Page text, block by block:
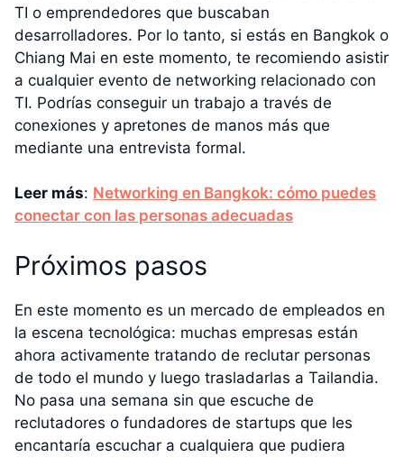
TI o emprendedores que buscaban
desarrolladores. Por lo tanto, si estás en Bangkok o
Chiang Mai en este momento, te recomiendo asistir
a cualquier evento de networking relacionado con
TI. Podrías conseguir un trabajo a través de
conexiones y apretones de manos más que
mediante una entrevista formal.
Leer más: Networking en Bangkok: cómo puedes
conectar con las personas adecuadas
Próximos pasos
En este momento es un mercado de empleados en
la escena tecnológica: muchas empresas están
ahora activamente tratando de reclutar personas
de todo el mundo y luego trasladarlas a Tailandia.
No pasa una semana sin que escuche de
reclutadores o fundadores de startups que les
encantaría escuchar a cualquiera que pudiera